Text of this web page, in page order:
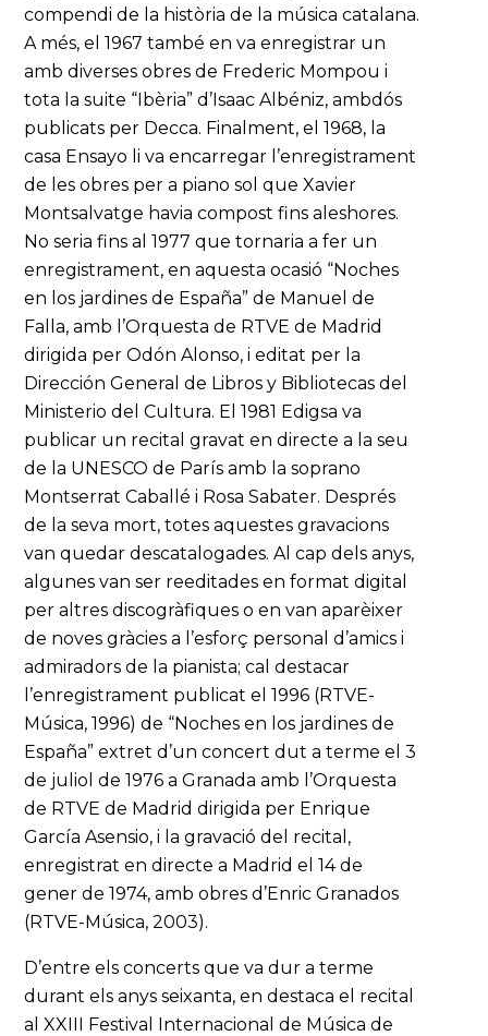
compendi de la història de la música catalana.
A més, el 1967 també en va enregistrar un
amb diverses obres de Frederic Mompou i
tota la suite “Ibèria” d’Isaac Albéniz, ambdós
publicats per Decca. Finalment, el 1968, la
casa Ensayo li va encarregar l’enregistrament
de les obres per a piano sol que Xavier
Montsalvatge havia compost fins aleshores.
No seria fins al 1977 que tornaria a fer un
enregistrament, en aquesta ocasió “Noches
en los jardines de España” de Manuel de
Falla, amb l’Orquesta de RTVE de Madrid
dirigida per Odón Alonso, i editat per la
Dirección General de Libros y Bibliotecas del
Ministerio del Cultura. El 1981 Edigsa va
publicar un recital gravat en directe a la seu
de la UNESCO de París amb la soprano
Montserrat Caballé i Rosa Sabater. Després
de la seva mort, totes aquestes gravacions
van quedar descatalogades. Al cap dels anys,
algunes van ser reeditades en format digital
per altres discogràfiques o en van aparèixer
de noves gràcies a l’esforç personal d’amics i
admiradors de la pianista; cal destacar
l’enregistrament publicat el 1996 (RTVE-
Música, 1996) de “Noches en los jardines de
España” extret d’un concert dut a terme el 3
de juliol de 1976 a Granada amb l’Orquesta
de RTVE de Madrid dirigida per Enrique
García Asensio, i la gravació del recital,
enregistrat en directe a Madrid el 14 de
gener de 1974, amb obres d’Enric Granados
(RTVE-Música, 2003).
D’entre els concerts que va dur a terme
durant els anys seixanta, en destaca el recital
al XXIII Festival Internacional de Música de